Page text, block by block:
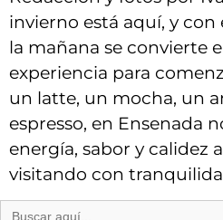
invierno está aquí, y
la mañana se convierte
experiencia para
un latte, un mocha, un
espresso, en Ensenada
energía, sabor y calidez
visitando con
Buscar: